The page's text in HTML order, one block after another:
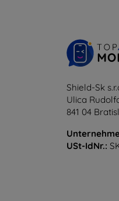
Shield-Sk
Ulica
841 04
USt-IdNr.: